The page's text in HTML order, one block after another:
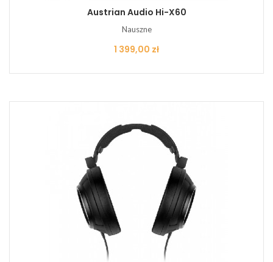
Austrian Audio Hi-X60
Nauszne
Cena
1 399,00 zł